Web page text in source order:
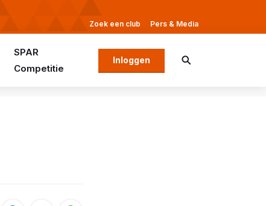
Zoek een club Pers & Media
SPAR
Competitie
Inloggen